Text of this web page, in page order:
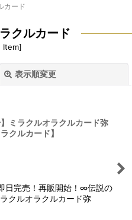
カード
クルカード
Item]
表示順変更
】ミラクルオラクルカード弥
クルカード】
完売！再販開始！∞伝説の
クルオラクルカード弥